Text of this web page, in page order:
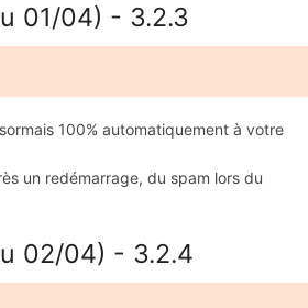
01/04) - 3.2.3
100% automatiquement à votre
un redémarrage, du spam lors du
02/04) - 3.2.4